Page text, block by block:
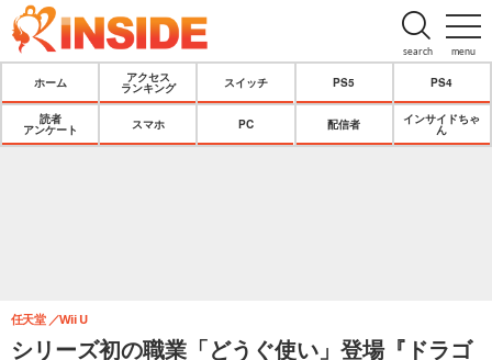
menu
search
ホーム
アクセス
ランキング
スイッチ PS5 PS4
読者
アンケート
スマホ PC 配信者
インサイドちゃ
ん
シリーズ初の職業「どうぐ使い」登場『ドラゴ
任天堂 Wii U